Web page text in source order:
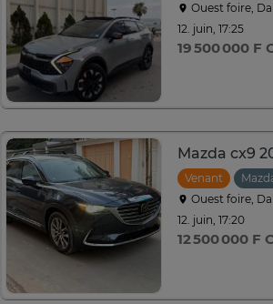
Ouest foire,
12. juin, 17:25
19 500 000 F
Mazda cx9
Venant
Ouest foire,
12. juin, 17:20
12 500 000 F